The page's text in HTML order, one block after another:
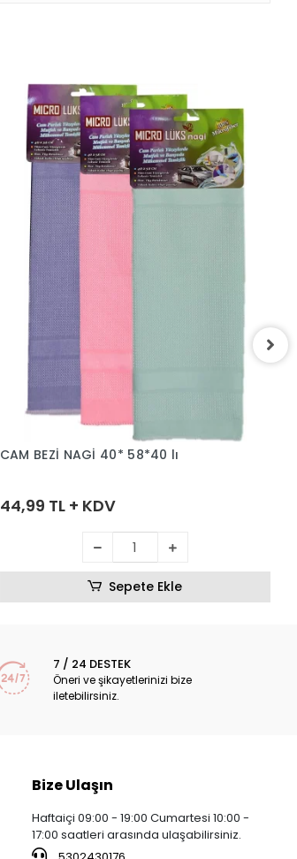
CAM BEZİ NAGİ 40* 58*40 lı
44,99 TL + KDV
Sepete Ekle
7 / 24 DESTEK
Öneri ve şikayetlerinizi bize
iletebilirsiniz.
Bize Ulaşın
Haftaiçi 09:00 - 19:00 Cumartesi 10:00 -
17:00 saatleri arasında ulaşabilirsiniz.